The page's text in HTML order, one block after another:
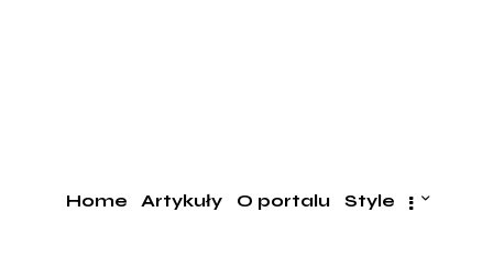
Home Artykuły O portalu Style